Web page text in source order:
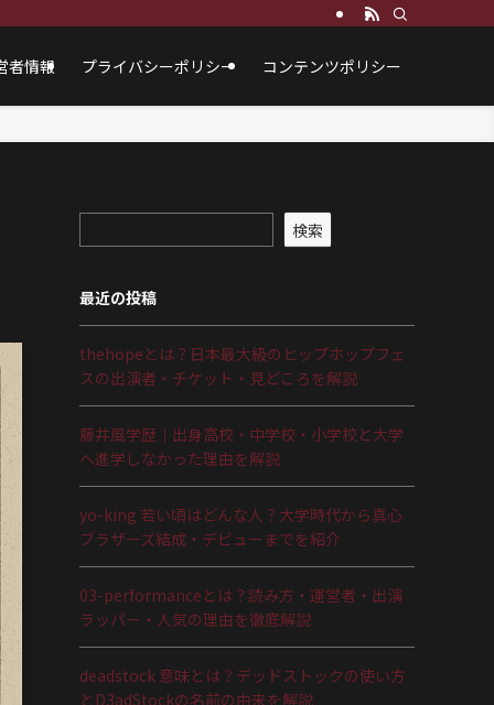
者情報 プライバシーポリシー コンテンツポリシー
検索
最近の投稿
thehopeとは？日本最大級のヒップホップフェ
スの出演者・チケット・見どころを解説
藤井風学歴｜出身高校・中学校・小学校と大学
へ進学しなかった理由を解説
yo-king 若い頃はどんな人？大学時代から真心
ブラザーズ結成・デビューまでを紹介
03-performanceとは？読み方・運営者・出演
ラッパー・人気の理由を徹底解説
deadstock 意味とは？デッドストックの使い方
とD3adStockの名前の由来を解説